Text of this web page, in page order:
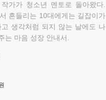
가가 청소년 멘토로 돌아왔다.
흔들리는 10대에게는 길잡이가
생각처럼 되지 않는 날에도 나
는 마음 성장 안내서.